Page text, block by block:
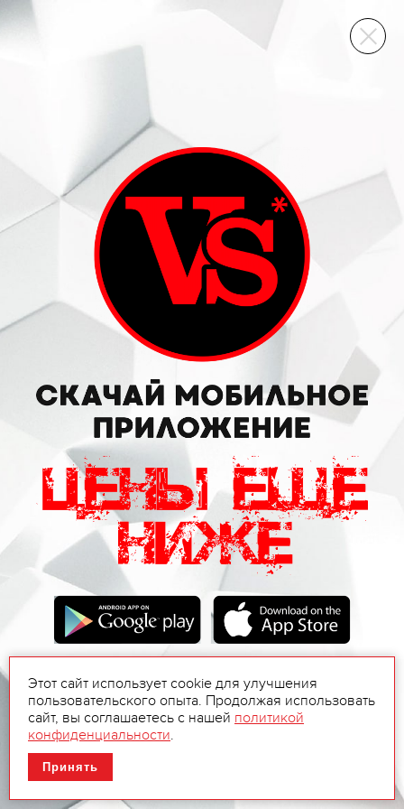
ВИННЫЙ СКЛАД
Этот сайт использует cookie для улучшения
пользовательского опыта. Продолжая использовать
сайт, вы соглашаетесь с нашей политикой
конфиденциальности.
Принять